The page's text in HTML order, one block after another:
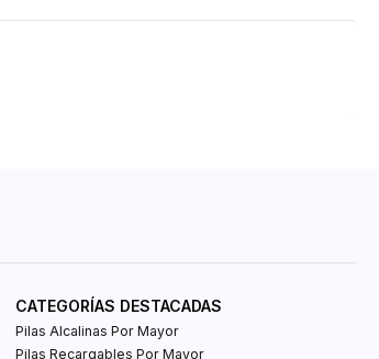
CATEGORÍAS DESTACADAS
Pilas Alcalinas Por Mayor
Pilas Recargables Por Mayor